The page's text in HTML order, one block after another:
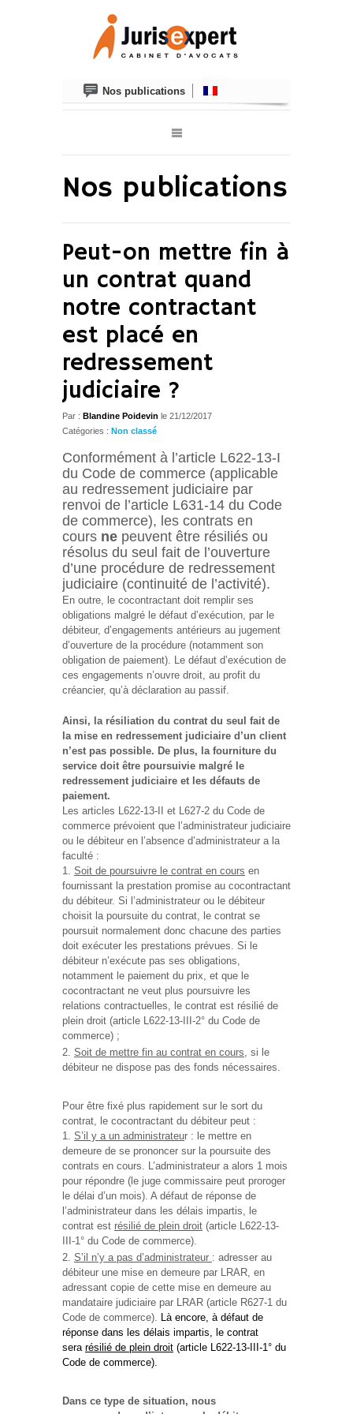
Nos publications
Nos publications
Peut-on mettre fin à
un contrat quand
notre contractant
est placé en
redressement
judiciaire ?
Par : Blandine Poidevin le 21/12/2017
Catégories : Non classé
Conformément à l’article L622-13-I
du Code de commerce (applicable
au redressement judiciaire par
renvoi de l’article L631-14 du Code
de commerce), les contrats en
cours ne peuvent être résiliés ou
résolus du seul fait de l’ouverture
d’une procédure de redressement
judiciaire (continuité de l’activité).
En outre, le cocontractant doit remplir ses
obligations malgré le défaut d’exécution, par le
débiteur, d’engagements antérieurs au jugement
d’ouverture de la procédure (notamment son
obligation de paiement). Le défaut d’exécution de
ces engagements n’ouvre droit, au profit du
créancier, qu’à déclaration au passif.
Ainsi, la résiliation du contrat du seul fait de
la mise en redressement judiciaire d’un client
n’est pas possible. De plus, la fourniture du
service doit être poursuivie malgré le
redressement judiciaire et les défauts de
paiement.
Les articles L622-13-II et L627-2 du Code de
commerce prévoient que l’administrateur judiciaire
ou le débiteur en l’absence d’administrateur a la
faculté :
Soit de poursuivre le contrat en cours en
fournissant la prestation promise au cocontractant
du débiteur. Si l’administrateur ou le débiteur
choisit la poursuite du contrat, le contrat se
poursuit normalement donc chacune des parties
doit exécuter les prestations prévues. Si le
débiteur n’exécute pas ses obligations,
notamment le paiement du prix, et que le
cocontractant ne veut plus poursuivre les
relations contractuelles, le contrat est résilié de
plein droit (article L622-13-III-2° du Code de
commerce) ;
Soit de mettre fin au contrat en cours, si le
débiteur ne dispose pas des fonds nécessaires.
Pour être fixé plus rapidement sur le sort du
contrat, le cocontractant du débiteur peut :
S’il y a un administrateur : le mettre en
demeure de se prononcer sur la poursuite des
contrats en cours. L’administrateur a alors 1 mois
pour répondre (le juge commissaire peut proroger
le délai d’un mois). A défaut de réponse de
l’administrateur dans les délais impartis, le
contrat est résilié de plein droit (article L622-13-
III-1° du Code de commerce).
S’il n’y a pas d’administrateur : adresser au
débiteur une mise en demeure par LRAR, en
adressant copie de cette mise en demeure au
mandataire judiciaire par LRAR (article R627-1 du
Code de commerce). Là encore, à défaut de
réponse dans les délais impartis, le contrat
sera résilié de plein droit (article L622-13-III-1° du
Code de commerce).
Dans ce type de situation, nous